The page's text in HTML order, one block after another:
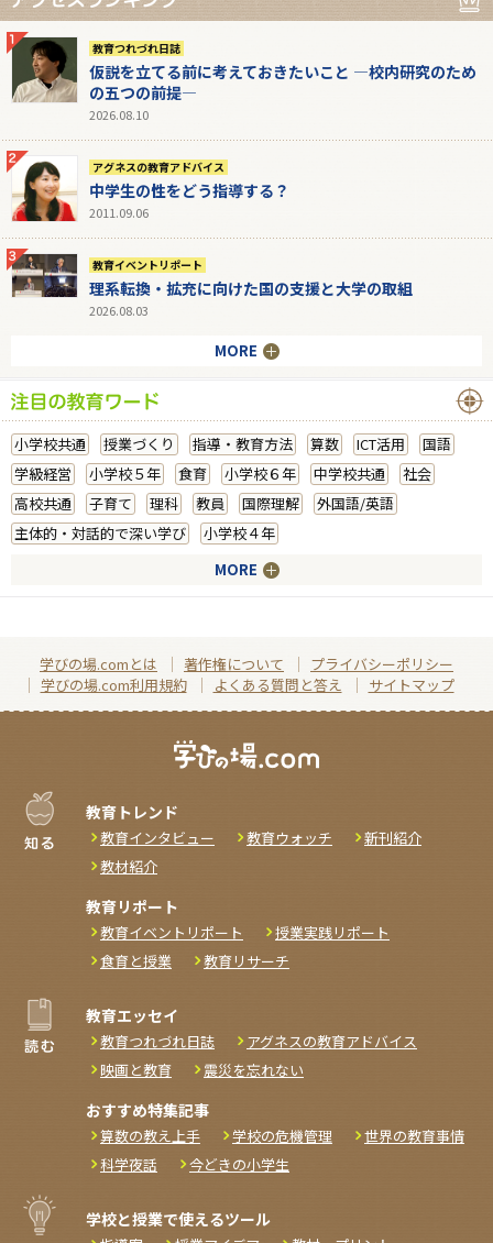
教育つれづれ日誌
仮説を立てる前に考えておきたいこと ―校内研究のため
の五つの前提―
2026.08.10
アグネスの教育アドバイス
中学生の性をどう指導する？
2011.09.06
教育イベントリポート
理系転換・拡充に向けた国の支援と大学の取組
2026.08.03
MORE
小学校共通 授業づくり 指導・教育方法 算数 ICT活用
国語
学級経営
小学校５年 食育 小学校６年 中学校共通
社会
高校共通
子育て 理科 教員 国際理解
外国語/英語
主体的・対話的で深い学び
小学校４年
MORE
学びの場.comとは 著作権について
プライバシーポリシー
学びの場.com利用規約
よくある質問と答え サイトマップ
教育トレンド
教育インタビュー 教育ウォッチ
新刊紹介
教材紹介
教育リポート
教育イベントリポート
授業実践リポート
食育と授業
教育リサーチ
教育エッセイ
教育つれづれ日誌
アグネスの教育アドバイス
映画と教育
震災を忘れない
おすすめ特集記事
算数の教え上手 学校の危機管理
世界の教育事情
科学夜話
今どきの小学生
学校と授業で使えるツール